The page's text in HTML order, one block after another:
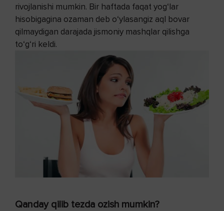
rivojlanishi mumkin. Bir haftada faqat yog‘lar
hisobigagina ozaman deb o‘ylasangiz aql bovar
qilmaydigan darajada jismoniy mashqlar qilishga
to‘g‘ri keldi.
Qanday qilib tezda ozish mumkin?